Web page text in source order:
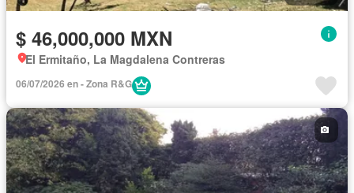
$ 46,000,000 MXN
El Ermitaño, La Magdalena Contreras
06/07/2026 en - Zona R&G